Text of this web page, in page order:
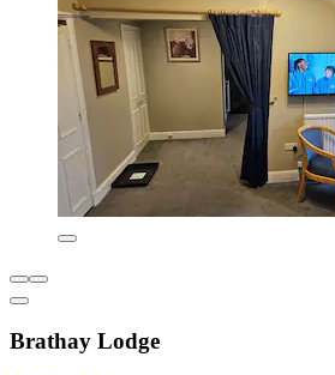
Brathay Lodge